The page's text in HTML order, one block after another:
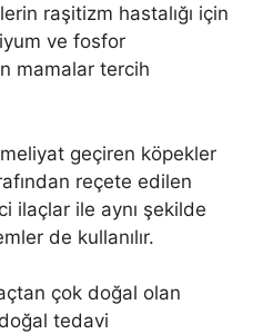
raşitizm hastalığı için
ve fosfor
mamalar tercih
geçiren köpekler
reçete edilen
ilaçlar ile aynı şekilde
de kullanılır.
çok doğal olan
tedavi